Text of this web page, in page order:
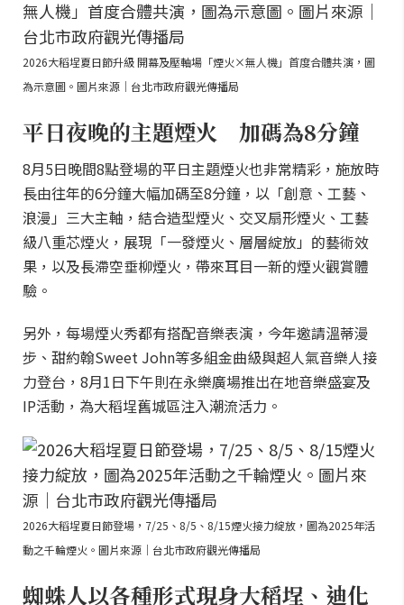
2026大稻埕夏日節升級 開幕及壓軸場「煙火×無人機」首度合體共演，圖
為示意圖。圖片來源｜台北市政府觀光傳播局
平日夜晚的主題煙火 加碼為8分鐘
8月5日晚間8點登場的平日主題煙火也非常精彩，施放時
長由往年的6分鐘大幅加碼至8分鐘，以「創意、工藝、
浪漫」三大主軸，結合造型煙火、交叉扇形煙火、工藝
級八重芯煙火，展現「一發煙火、層層綻放」的藝術效
果，以及長滯空垂柳煙火，帶來耳目一新的煙火觀賞體
驗。
另外，每場煙火秀都有搭配音樂表演，今年邀請溫蒂漫
步、甜約翰Sweet John等多組金曲級與超人氣音樂人接
力登台，8月1日下午則在永樂廣場推出在地音樂盛宴及
IP活動，為大稻埕舊城區注入潮流活力。
2026大稻埕夏日節登場，7/25、8/5、8/15煙火接力綻放，圖為2025年活
動之千輪煙火。圖片來源｜台北市政府觀光傳播局
蜘蛛人以各種形式現身大稻埕、迪化